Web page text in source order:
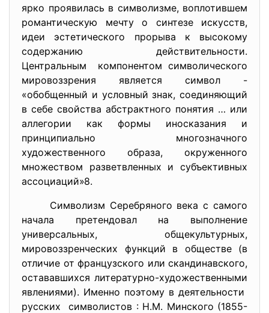
ярко проявилась в символизме, воплотившем
романтическую мечту о синтезе искусств,
идеи эстетического прорыва к высокому
содержанию действительности.
Центральным компонентом символического
мировоззрения является символ -
«обобщенный и условный знак, соединяющий
в себе свойства абстрактного понятия … или
аллегории как формы иносказания и
принципиально многозначного
художественного образа, окруженного
множеством разветвленных и субъективных
ассоциаций»8.
Символизм Серебряного века с самого
начала претендовал на выполнение
универсальных, общекультурных,
мировоззренческих функций в обществе (в
отличие от французского или скандинавского,
остававшихся литературно-художественными
явлениями). Именно поэтому в деятельности
русских символистов : Н.М. Минского (1855-